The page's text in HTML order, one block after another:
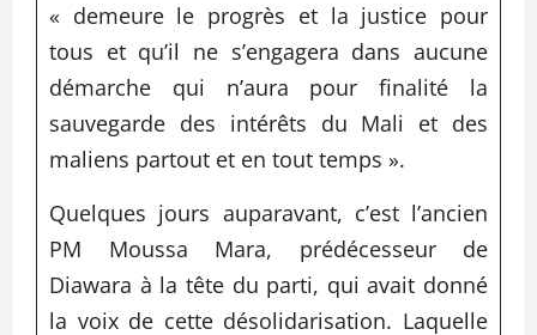
« demeure le progrès et la justice pour
tous et qu’il ne s’engagera dans aucune
démarche qui n’aura pour finalité la
sauvegarde des intérêts du Mali et des
maliens partout et en tout temps ».
Quelques jours auparavant, c’est l’ancien
PM Moussa Mara, prédécesseur de
Diawara à la tête du parti, qui avait donné
la voix de cette désolidarisation. Laquelle